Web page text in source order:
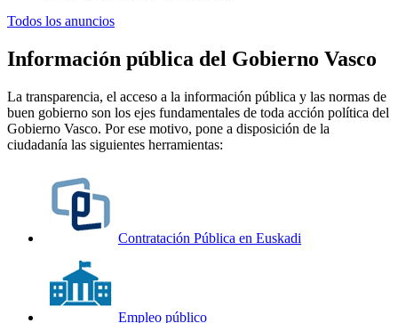
Todos los anuncios
Información pública del Gobierno Vasco
La transparencia, el acceso a la información pública y las normas de
buen gobierno son los ejes fundamentales de toda acción política del
Gobierno Vasco. Por ese motivo, pone a disposición de la
ciudadanía las siguientes herramientas:
Contratación Pública en Euskadi
Empleo público